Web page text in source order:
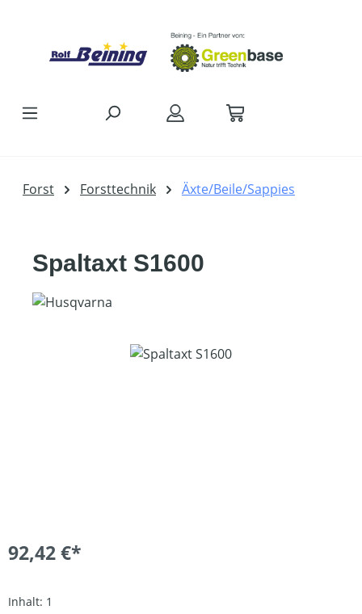
Forst Forsttechnik Äxte/Beile/Sappies
Spaltaxt S1600
Bildergalerie überspringen
92,42 €*
Inhalt: 1